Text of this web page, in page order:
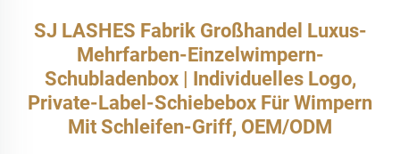
SJ LASHES Fabrik Großhandel Luxus-
Mehrfarben-Einzelwimpern-
Schubladenbox | Individuelles Logo,
Private-Label-Schiebebox Für Wimpern
Mit Schleifen-Griff, OEM/ODM